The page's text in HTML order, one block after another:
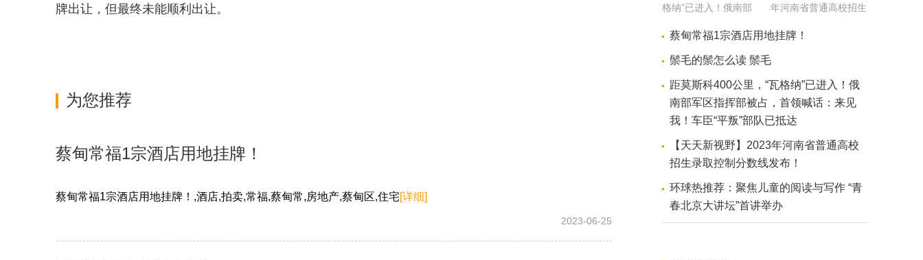
牌出让，但最终未能顺利出让。
为您推荐
蔡甸常福1宗酒店用地挂牌！
蔡甸常福1宗酒店用地挂牌！,酒店,拍卖,常福,蔡甸常,房地产,蔡甸区,住宅[详细]
2023-06-25
格纳”已进入！俄南部
喊话：来见我！车
臣“平叛”部队已抵达
年河南省普通高校招生
蔡甸常福1宗酒店用地挂牌！
鬃毛的鬃怎么读 鬃毛
距莫斯科400公里，“瓦格纳”已进入！俄
南部军区指挥部被占，首领喊话：来见
我！车臣“平叛”部队已抵达
【天天新视野】2023年河南省普通高校
招生录取控制分数线发布！
环球热推荐：聚焦儿童的阅读与写作 “青
春北京大讲坛”首讲举办